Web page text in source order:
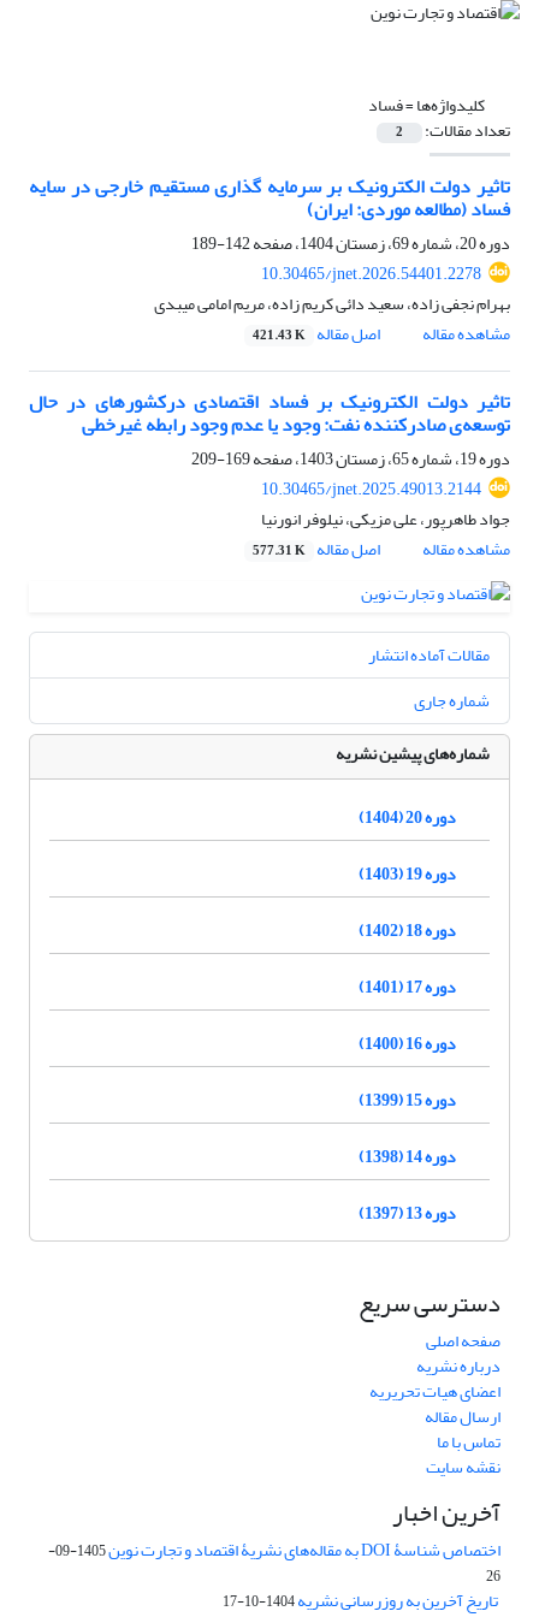
کلیدواژه‌ها =فساد
تعداد مقالات: 2
تاثیر دولت الکترونیک بر سرمایه گذاری مستقیم خارجی در سایه
فساد (مطالعه موردی: ایران)
دوره 20، شماره 69، زمستان 1404، صفحه
142-189
10.30465/jnet.2026.54401.2278
بهرام نجفی زاده، سعید دائی کریم زاده، مریم امامی میبدی
مشاهده مقاله
اصل مقاله 421.43 K
تاثیر دولت الکترونیک بر فساد اقتصادی درکشورهای در حال
توسعه‌ی صادرکننده نفت: وجود یا عدم وجود رابطه غیرخطی
دوره 19، شماره 65، زمستان 1403، صفحه
169-209
10.30465/jnet.2025.49013.2144
جواد طاهرپور، علی مزیکی، نیلوفر انورنیا
مشاهده مقاله
اصل مقاله 577.31 K
مقالات آماده انتشار
شماره جاری
شماره‌های پیشین نشریه
دوره 20 (1404)
دوره 19 (1403)
دوره 18 (1402)
دوره 17 (1401)
دوره 16 (1400)
دوره 15 (1399)
دوره 14 (1398)
دوره 13 (1397)
دسترسی سریع
صفحه اصلی
درباره نشریه
اعضای هیات تحریریه
ارسال مقاله
تماس با ما
نقشه سایت
آخرین اخبار
اختصاص شناسۀ DOI به مقاله‌های نشریۀ اقتصاد و تجارت نوین
1405-09-
26
تاریخ آخرین به روزرسانی نشریه1404-10-17